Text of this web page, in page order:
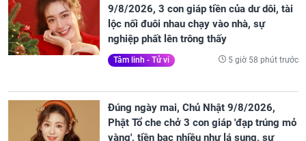
9/8/2026, 3 con giáp tiền của dư dôi, tài
lộc nối đuôi nhau chạy vào nhà, sự
nghiệp phất lên trông thấy
Tâm linh - Tử vi 5 giờ 58 phút trước
Đúng ngày mai, Chủ Nhật 9/8/2026,
Phật Tổ che chở 3 con giáp 'đạp trúng mỏ
vàng', tiền bạc nhiều như lá sung, sự